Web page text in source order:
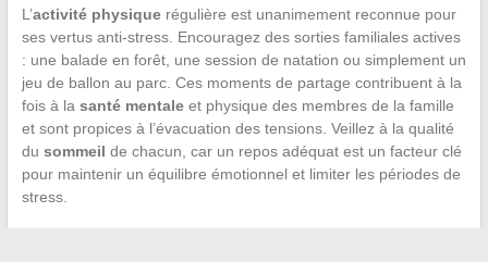
L’activité physiquerégulière est unanimement reconnue pour
ses vertus anti-stress. Encouragez des sorties familiales actives
: une balade en forêt, une session de natation ou simplement un
jeu de ballon au parc. Ces moments de partage contribuent à la
fois à la santé mentaleet physique des membres de la famille
et sont propices à l’évacuation des tensions. Veillez à la qualité
du sommeil de chacun, car un repos adéquat est un facteur clé
pour maintenir un équilibre émotionnel et limiter les périodes de
stress.